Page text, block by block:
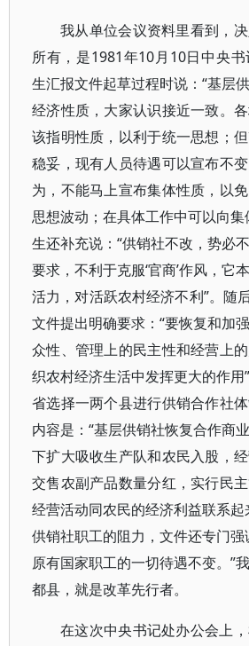
我从单位会议资料里看到，
所有，是1981年10月10日中央
生汇报文件起草过程时说：“基层
经济性质，大家认识接近一致。
该指明性质，以利于统一思想；
稳妥，现有人员待遇可以宣布不
为，不能马上宣布集体性质，以
思想波动；在具体工作中可以向集
生还补充说：“供销社不改，势必
要求，不利于克服‘官商’作风，它
活力，对活跃农村经济不利”。随
文件提出明确要求：“要恢复和加
众性、管理上的民主性和经营上
织农村经济生活中发挥更大的作用
省选择一两个县进行供销合作社
内容是：“基层供销社恢复合作商
下扩大吸收生产队和农民入股，
交售农副产品数量分红，实行民
经营活动同农民的经济利益联系起
供销社职工的阻力，文件还专门强
原有国家职工的一切待遇不变。”
都县，就是改革先行者。
在这次中央书记处办公会上